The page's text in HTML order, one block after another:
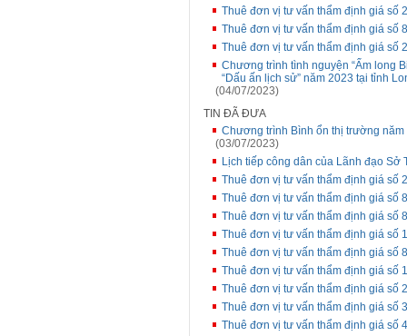
Thuê đơn vị tư vấn thẩm định giá số
Thuê đơn vị tư vấn thẩm định giá số
Thuê đơn vị tư vấn thẩm định giá số
Chương trình tình nguyện “Ấm long
“Dấu ấn lịch sử” năm 2023 tại tỉnh
(04/07/2023)
TIN ĐÃ ĐƯA
Chương trình Bình ổn thị trường
(03/07/2023)
Lịch tiếp công dân của Lãnh đạo Sở
Thuê đơn vị tư vấn thẩm định giá số
Thuê đơn vị tư vấn thẩm định giá số
Thuê đơn vị tư vấn thẩm định giá số
Thuê đơn vị tư vấn thẩm định giá số
Thuê đơn vị tư vấn thẩm định giá số
Thuê đơn vị tư vấn thẩm định giá số
Thuê đơn vị tư vấn thẩm định giá số
Thuê đơn vị tư vấn thẩm định giá số
Thuê đơn vị tư vấn thẩm định giá số